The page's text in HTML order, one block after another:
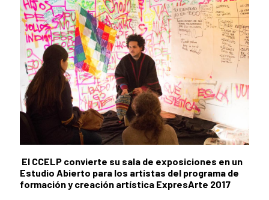
El CCELP convierte su sala de exposiciones en un
Estudio Abierto para los artistas del programa de
formación y creación artística ExpresArte 2017